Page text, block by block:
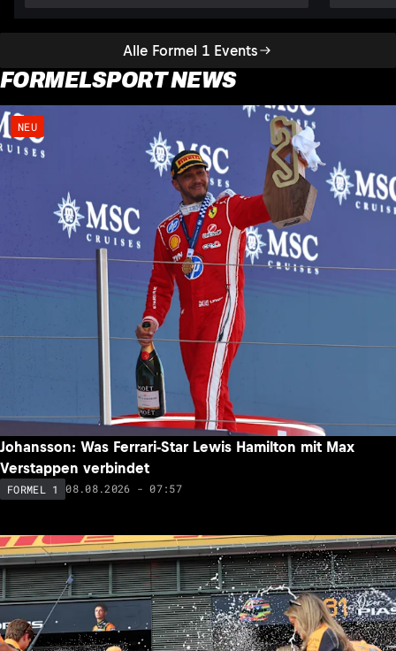
Alle Formel 1 Events
FORMELSPORT NEWS
NEU
Johansson: Was Ferrari-Star Lewis Hamilton mit Max
Verstappen verbindet
FORMEL 1 08.08.2026 - 07:57